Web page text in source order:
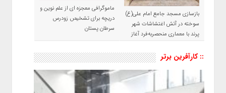
بازسازی مسجد جامع امام علی(ع)
سوخته در آتش اغتشاشات شهر
پرند با معماری منحصربه‌فرد آغاز
ماموگرافی معجزه ای از علم نوین و
دریچه برای تشخیص زودرس
سرطان پستان
:: کارآفرین برتر